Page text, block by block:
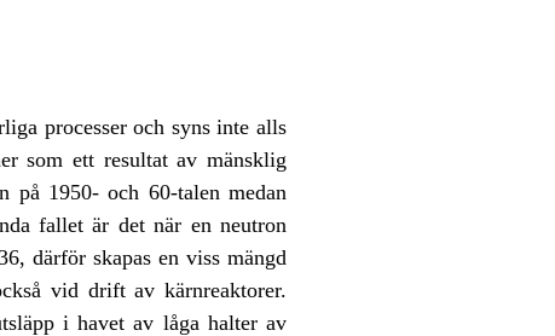
processer och syns inte alls
som ett resultat av mänsklig
på 1950- och 60-talen medan
fallet är det när en neutron
därför skapas en viss mängd
vid drift av kärnreaktorer.
i havet av låga halter av